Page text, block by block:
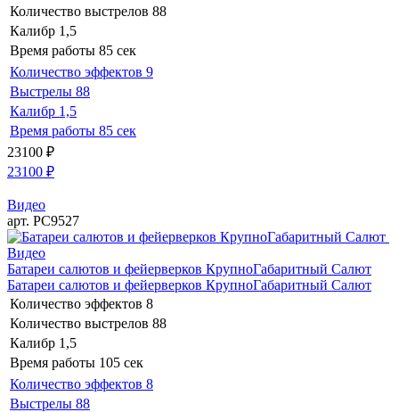
Количество выстрелов 88
Калибр 1,5
Время работы 85 сек
Количество эффектов 9
Выстрелы 88
Калибр 1,5
Время работы 85 сек
23100 ₽
23100 ₽
Видео
арт. РС9527
Видео
Батареи салютов и фейерверков КрупноГабаритный Салют
Батареи салютов и фейерверков КрупноГабаритный Салют
Количество эффектов 8
Количество выстрелов 88
Калибр 1,5
Время работы 105 сек
Количество эффектов 8
Выстрелы 88